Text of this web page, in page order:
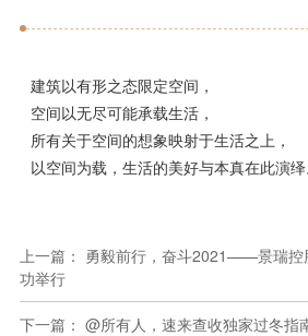
建筑以有形之态限定空间，
空间以无尽可能承载生活，
所有关于空间的想象映射于生活之上，
以空间为载，生活的美好与本真在此演绎
上一篇： 勇毅前行，奋斗2021——景瑞
功举行
下一篇： @所有人，速来查收独家过冬指